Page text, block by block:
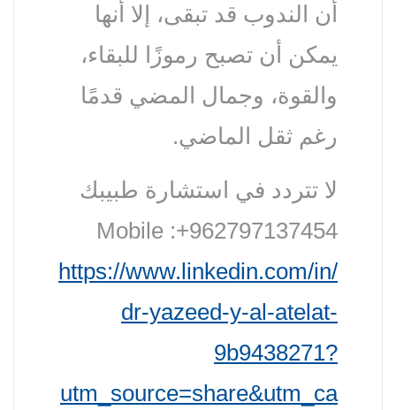
أن الندوب قد تبقى، إلا أنها
يمكن أن تصبح رموزًا للبقاء،
والقوة، وجمال المضي قدمًا
رغم ثقل الماضي.
لا تتردد في استشارة طبيبك
Mobile :+962797137454
https://www.linkedin.com/in/
dr-yazeed-y-al-atelat-
9b9438271?
utm_source=share&utm_ca